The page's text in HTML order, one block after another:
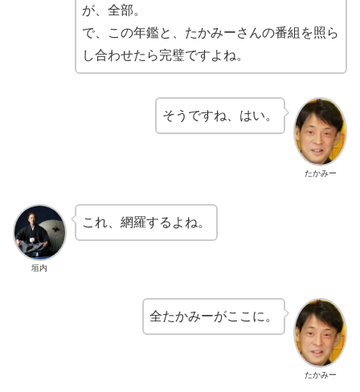
が、全部。
で、この年鑑と、たかみーさんの番組を照ら
し合わせたら完璧ですよね。
たかみー
そうですね、はい。
垣内
これ、網羅するよね。
たかみー
全たかみーがここに。